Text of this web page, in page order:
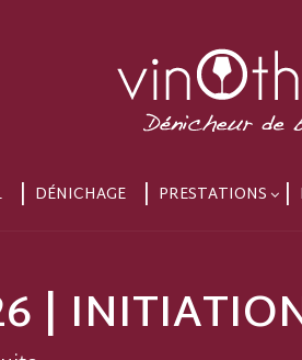
DÉNICHAGE PRESTATIONS
|